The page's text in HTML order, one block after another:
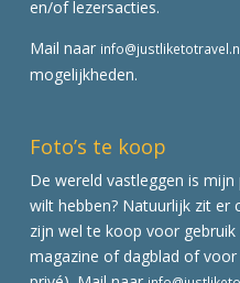
en/of lezersacties.
Mail naar
mogelijkheden.
Foto’s te koop
De wereld vastleggen is
wilt hebben? Natuurlijk zit
zijn wel te koop voor
magazine of dagblad of